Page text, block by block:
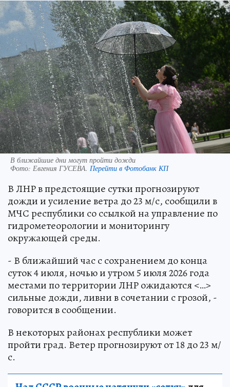
В ближайшие дни могут пройти дожди
Фото: Евгения ГУСЕВА. Перейти в Фотобанк КП
В ЛНР в предстоящие сутки прогнозируют
дожди и усиление ветра до 23 м/с, сообщили в
МЧС республики со ссылкой на управление по
гидрометеорологии и мониторингу
окружающей среды.
- В ближайший час с сохранением до конца
суток 4 июля, ночью и утром 5 июля 2026 года
местами по территории ЛНР ожидаются <…>
сильные дожди, ливни в сочетании с грозой, -
говорится в сообщении.
В некоторых районах республики может
пройти град. Ветер прогнозируют от 18 до 23 м/
с.